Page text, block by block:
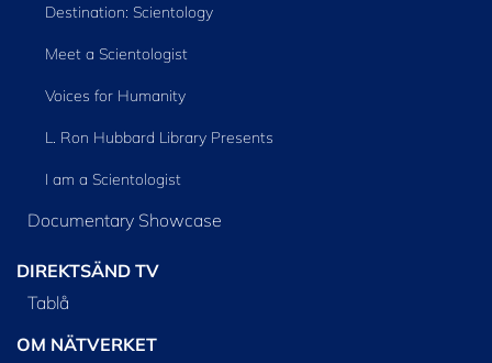
Destination: Scientology
Meet a Scientologist
Voices for Humanity
L. Ron Hubbard Library Presents
I am a Scientologist
Documentary Showcase
DIREKTSÄND TV
Tablå
OM NÄTVERKET